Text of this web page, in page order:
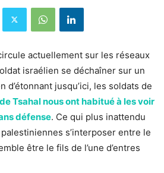
actuellement sur les réseaux
israélien se déchaîner sur un
d’étonnant jusqu’ici, les soldats de
Tsahal nous ont habitué à les voir
défense. Ce qui plus inattendu
s’interposer entre le
être le fils de l’une d’entres